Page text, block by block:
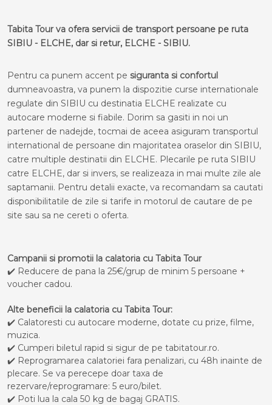
Tabita Tour va ofera servicii de transport persoane pe ruta
SIBIU - ELCHE, dar si retur, ELCHE - SIBIU.
Pentru ca punem accent pe siguranta si confortul
dumneavoastra, va punem la dispozitie curse internationale
regulate din SIBIU cu destinatia ELCHE realizate cu
autocare moderne si fiabile. Dorim sa gasiti in noi un
partener de nadejde, tocmai de aceea asiguram transportul
international de persoane din majoritatea oraselor din SIBIU,
catre multiple destinatii din ELCHE. Plecarile pe ruta SIBIU
catre ELCHE, dar si invers, se realizeaza in mai multe zile ale
saptamanii. Pentru detalii exacte, va recomandam sa cautati
disponibilitatile de zile si tarife in motorul de cautare de pe
site sau sa ne cereti o oferta.
Campanii si promotii la calatoria cu Tabita Tour
✔️ Reducere de pana la 25€/grup de minim 5 persoane +
voucher cadou.
Alte beneficii la calatoria cu Tabita Tour:
✔️ Calatoresti cu autocare moderne, dotate cu prize, filme,
muzica.
✔️ Cumperi biletul rapid si sigur de pe tabitatour.ro.
✔️ Reprogramarea calatoriei fara penalizari, cu 48h inainte de
plecare. Se va perecepe doar taxa de
rezervare/reprogramare: 5 euro/bilet.
✔️ Poti lua la cala 50 kg de bagaj GRATIS.